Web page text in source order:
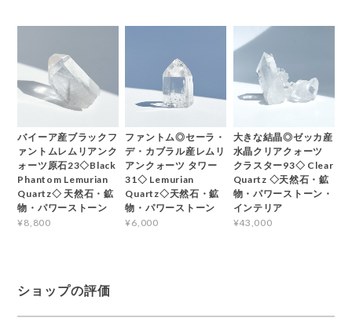
バイーア産ブラックフ
ァントムレムリアンク
ォーツ原石23◇Black
Phantom Lemurian
Quartz◇ 天然石・鉱
物・パワーストーン
¥8,800
ファントム◎セーラ・
デ・カブラル産レムリ
アンクォーツ タワー
31◇ Lemurian
Quartz◇天然石・鉱
物・パワーストーン
¥6,000
大きな結晶◎ゼッカ産
水晶クリアクォーツ
クラスター93◇ Clear
Quartz ◇天然石・鉱
物・パワーストーン・
インテリア
¥43,000
ショップの評価